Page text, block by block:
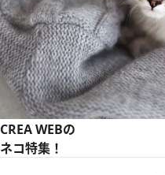
CREA WEBの
ネコ特集！